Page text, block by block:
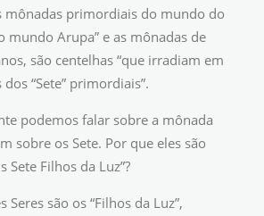
mônadas primordiais do mundo do
mundo Arupa” e as mônadas de
são centelhas “que irradiam em
“Sete” primordiais”.
podemos falar sobre a mônada
sobre os Sete. Por que eles são
Sete Filhos da Luz”?
Seres são os “Filhos da Luz”,